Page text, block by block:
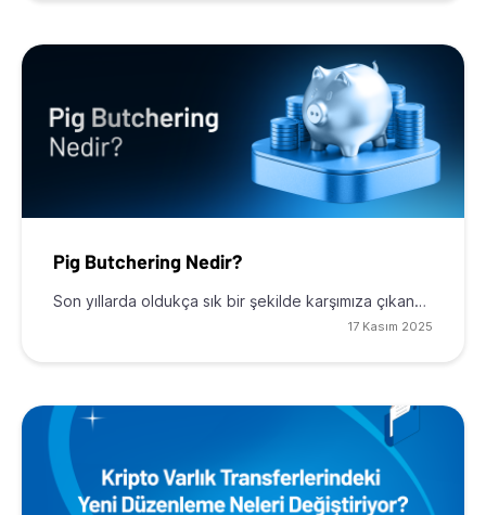
Pig Butchering Nedir?
Son yıllarda oldukça sık bir şekilde karşımıza çıkan…
17 Kasım 2025